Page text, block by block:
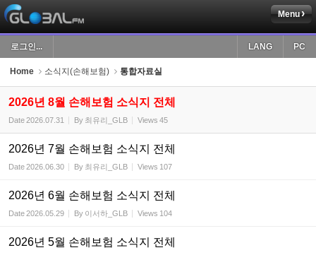
Menu
로그인... PC
LANG
Home 소식지(손해보험) 통합자료실
2026년 8월 손해보험 소식지 전체
Date2026.07.31 By 최유리_GLB Views 45
2026년 7월 손해보험 소식지 전체
Date2026.06.30 By 최유리_GLB Views 107
2026년 6월 손해보험 소식지 전체
Date2026.05.29 By 이서하_GLB Views 104
2026년 5월 손해보험 소식지 전체
Sketchbook5, 스케치북5
Sketchbook5, 스케치북5